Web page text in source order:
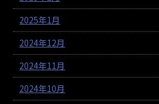
2025年1月
2024年12月
2024年11月
2024年10月